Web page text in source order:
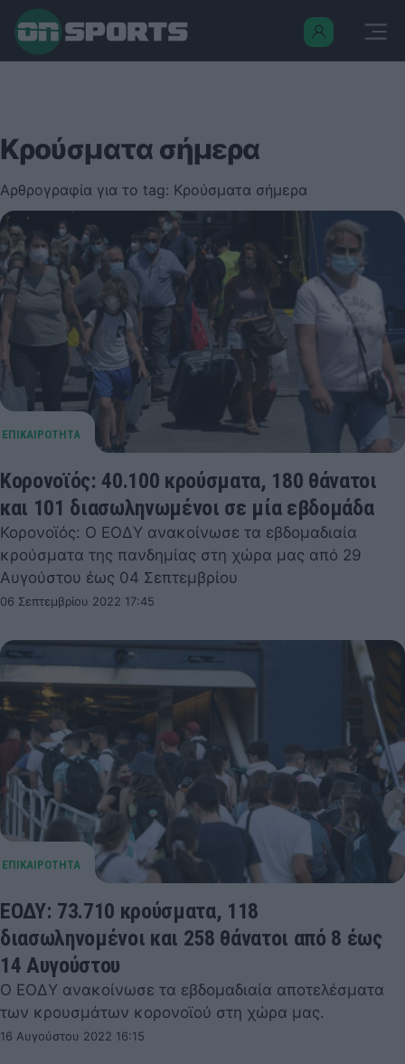
Κρούσματα σήμερα
Αρθρογραφία για το tag: Κρούσματα σήμερα
Κορονοϊός: 40.100 κρούσματα, 180 θάνατοι
και 101 διασωληνωμένοι σε μία εβδομάδα
Κορονοϊός: Ο ΕΟΔΥ ανακοίνωσε τα εβδομαδιαία
κρούσματα της πανδημίας στη χώρα μας από 29
Αυγούστου έως 04 Σεπτεμβρίου
06 Σεπτεμβρίου 2022 17:45
ΕΟΔΥ: 73.710 κρούσματα, 118
διασωληνομένοι και 258 θάνατοι από 8 έως
14 Αυγούστου
Ο ΕΟΔΥ ανακοίνωσε τα εβδομαδιαία αποτελέσματα
των κρουσμάτων κορονοϊού στη χώρα μας.
16 Αυγούστου 2022 16:15